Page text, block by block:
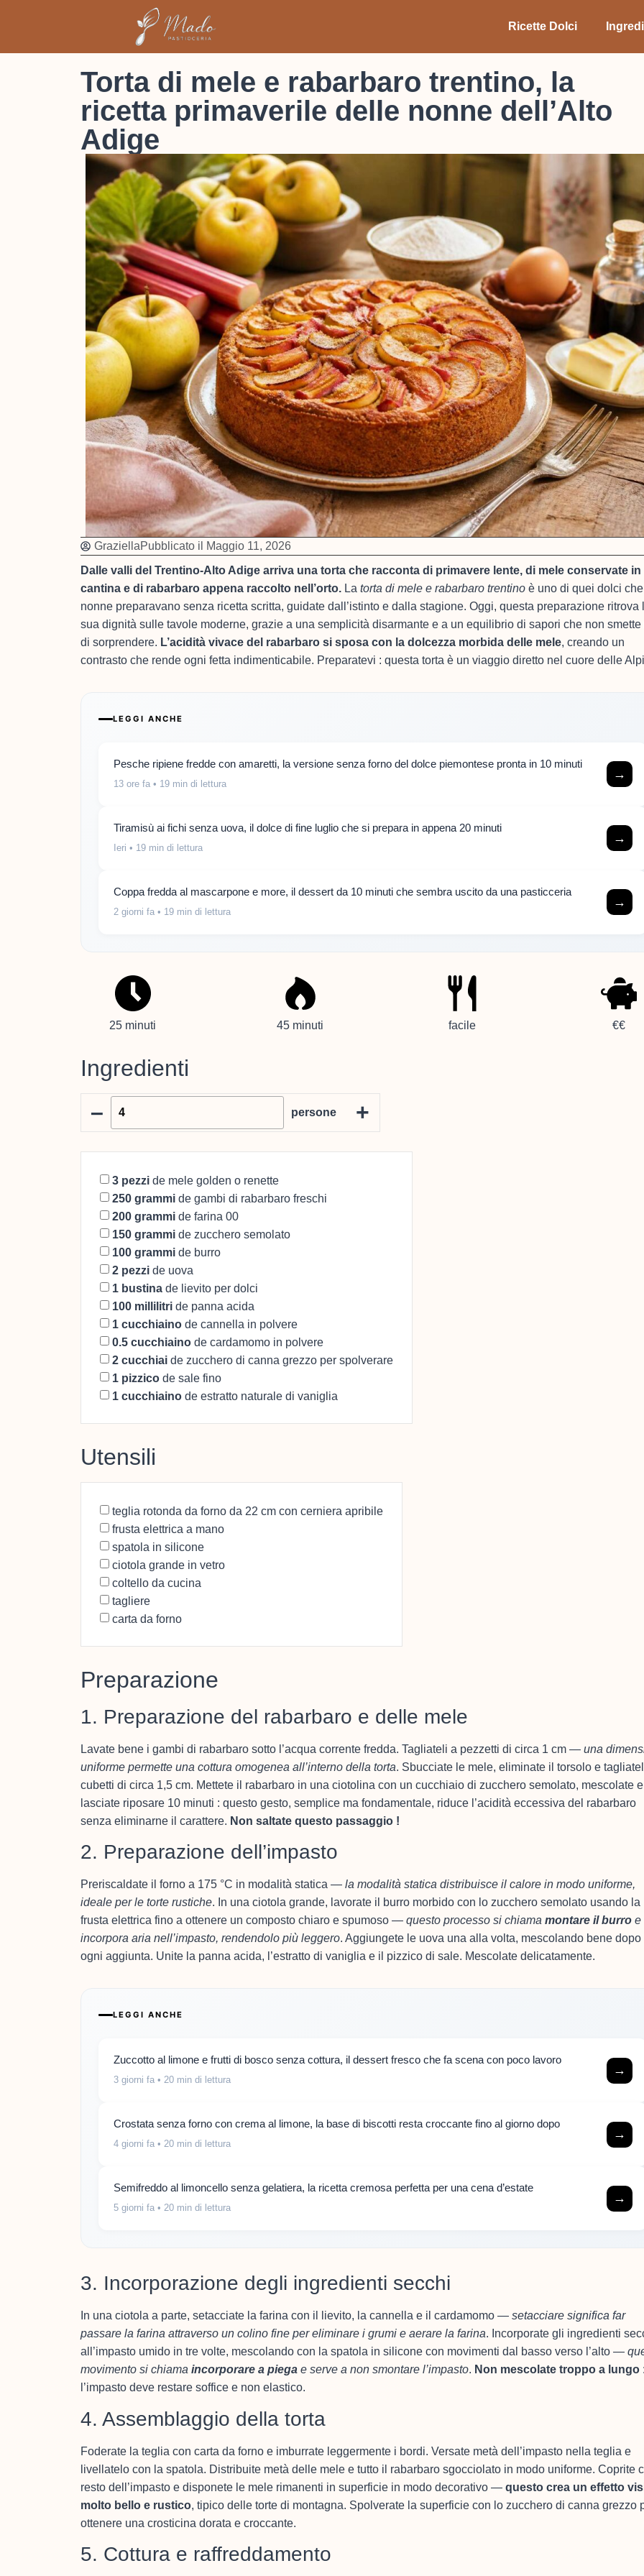
Ricette Dolci
Torta di mele e rabarbaro trentino, la
ricetta primaverile delle nonne dell’Alto
Adige
GraziellaPubblicato il
Maggio 11, 2026
Dalle valli del Trentino-Alto Adige arriva una torta che racconta di primavere lente, di mele conservate in
cantina e di rabarbaro appena raccolto nell’orto. La torta di mele e rabarbaro trentino è uno di quei dolci
nonne preparavano senza ricetta scritta, guidate dall’istinto e dalla stagione. Oggi, questa preparazione ritrova
sua dignità sulle tavole moderne, grazie a una semplicità disarmante e a un equilibrio di sapori che non smette
di sorprendere. L’acidità vivace del rabarbaro si sposa con la dolcezza morbida delle mele, creando un
contrasto che rende ogni fetta indimenticabile. Preparatevi : questa torta è un viaggio diretto nel cuore delle
LEGGI ANCHE
Pesche ripiene fredde con amaretti, la versione senza forno del dolce piemontese pronta in 10 minuti
13 ore fa • 19 min di lettura
→
Tiramisù ai fichi senza uova, il dolce di fine luglio che si prepara in appena 20 minuti
Ieri • 19 min di lettura
→
Coppa fredda al mascarpone e more, il dessert da 10 minuti che sembra uscito da una pasticceria
2 giorni fa • 19 min di lettura
→
25 minuti 45 minuti facile €€
Ingredienti
–
persone +
3 pezzi de mele golden o renette
250 grammi de gambi di rabarbaro freschi
200 grammi de farina 00
150 grammi de zucchero semolato
100 grammi de burro
2 pezzi de uova
1 bustina de lievito per dolci
100 millilitri de panna acida
1 cucchiaino de cannella in polvere
0.5 cucchiaino de cardamomo in polvere
2 cucchiai de zucchero di canna grezzo per spolverare
1 pizzico de sale fino
1 cucchiaino de estratto naturale di vaniglia
Utensili
teglia rotonda da forno da 22 cm con cerniera apribile
frusta elettrica a mano
spatola in silicone
ciotola grande in vetro
coltello da cucina
tagliere
carta da forno
Preparazione
1. Preparazione del rabarbaro e delle mele
Lavate bene i gambi di rabarbaro sotto l’acqua corrente fredda. Tagliateli a pezzetti di circa 1 cm — una
uniforme permette una cottura omogenea all’interno della torta. Sbucciate le mele, eliminate il torsolo e
cubetti di circa 1,5 cm. Mettete il rabarbaro in una ciotolina con un cucchiaio di zucchero semolato, mescolate e
lasciate riposare 10 minuti : questo gesto, semplice ma fondamentale, riduce l’acidità eccessiva del rabarbaro
senza eliminarne il carattere. Non saltate questo passaggio !
2. Preparazione dell’impasto
Preriscaldate il forno a 175 °C in modalità statica — la modalità statica distribuisce il calore in modo uniforme,
ideale per le torte rustiche. In una ciotola grande, lavorate il burro morbido con lo zucchero semolato usando la
frusta elettrica fino a ottenere un composto chiaro e spumoso — questo processo si chiama montare il burro e
incorpora aria nell’impasto, rendendolo più leggero. Aggiungete le uova una alla volta, mescolando bene dopo
ogni aggiunta. Unite la panna acida, l’estratto di vaniglia e il pizzico di sale. Mescolate delicatamente.
LEGGI ANCHE
Zuccotto al limone e frutti di bosco senza cottura, il dessert fresco che fa scena con poco lavoro
3 giorni fa • 20 min di lettura
→
Crostata senza forno con crema al limone, la base di biscotti resta croccante fino al giorno dopo
4 giorni fa • 20 min di lettura
→
Semifreddo al limoncello senza gelatiera, la ricetta cremosa perfetta per una cena d’estate
5 giorni fa • 20 min di lettura
→
3. Incorporazione degli ingredienti secchi
In una ciotola a parte, setacciate la farina con il lievito, la cannella e il cardamomo — setacciare significa far
passare la farina attraverso un colino fine per eliminare i grumi e aerare la farina. Incorporate gli ingredienti
all’impasto umido in tre volte, mescolando con la spatola in silicone con movimenti dal basso verso l’alto —
movimento si chiama incorporare a piega e serve a non smontare l’impasto. Non mescolate troppo a lungo :
l’impasto deve restare soffice e non elastico.
4. Assemblaggio della torta
Foderate la teglia con carta da forno e imburrate leggermente i bordi. Versate metà dell’impasto nella teglia e
livellatelo con la spatola. Distribuite metà delle mele e tutto il rabarbaro sgocciolato in modo uniforme. Coprite
resto dell’impasto e disponete le mele rimanenti in superficie in modo decorativo — questo crea un effetto
molto bello e rustico, tipico delle torte di montagna. Spolverate la superficie con lo zucchero di canna grezzo
ottenere una crosticina dorata e croccante.
5. Cottura e raffreddamento